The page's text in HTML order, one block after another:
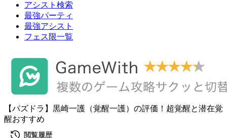
アシスト検索
最強パーティ
最強アシスト
フェス限一覧
【パズドラ】黒崎一護（覚醒一護）の評価！超覚醒と潜在覚
醒おすすめ